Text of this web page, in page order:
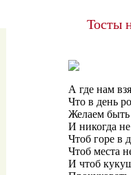
Тосты
А где нам
Что в день
Желаем быть
И никогда
Чтоб горе в
Чтоб места
И чтоб